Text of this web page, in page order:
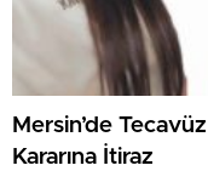
Mersin’de
Kararına İtiraz